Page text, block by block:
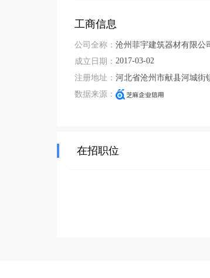
工商信息
公司全称： 沧州菲宇建筑器材有限公
成立日期： 2017-03-02
注册地址： 河北省沧州市献县河城街
数据来源：
在招职位